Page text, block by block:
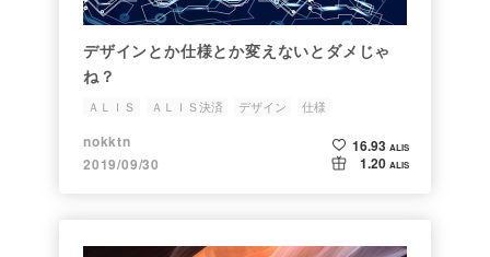
デザインとか仕様とか変えないとダメじゃ
ね？
ＡＬＩＳ ＡＬＩＳ決済 デザイン
仕様
トークンエコノミー
nokktn
2019/09/30
16.93 ALIS
1.20 ALIS